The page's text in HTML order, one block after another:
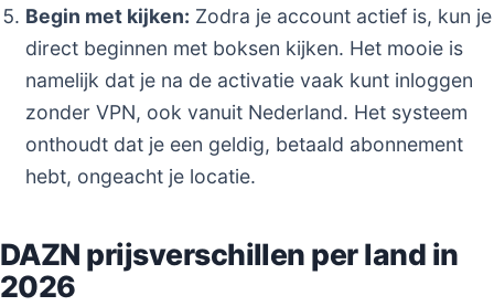
Begin met kijken: Zodra je account actief is, kun je
direct beginnen met boksen kijken. Het mooie is
namelijk dat je na de activatie vaak kunt inloggen
zonder VPN, ook vanuit Nederland. Het systeem
onthoudt dat je een geldig, betaald abonnement
hebt, ongeacht je locatie.
DAZN prijsverschillen per land in
2026